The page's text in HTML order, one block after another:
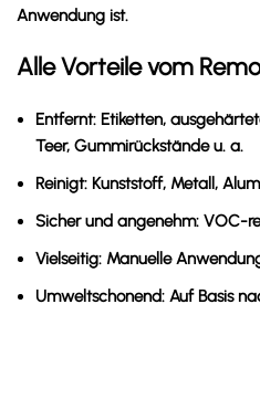
Anwendung ist.
Alle Vorteile vom
Entfernt: Etiketten,
Teer, Gummirückstände u. a.
Reinigt: Kunststoff, Metall,
Sicher und angenehm: VOC-
Vielseitig: Manuelle
Umweltschonend: Auf Basis